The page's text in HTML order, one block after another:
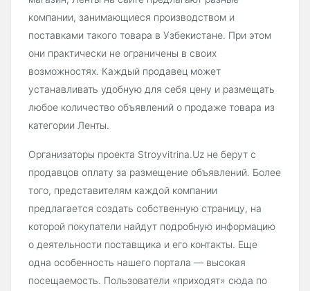
компании, занимающиеся производством и
поставками такого товара в Узбекистане. При этом
они практически не ограничены в своих
возможностях. Каждый продавец может
устанавливать удобную для себя цену и размещать
любое количество объявлений о продаже товара из
категории Ленты.
Организаторы проекта Stroyvitrina.Uz не берут с
продавцов оплату за размещение объявлений. Более
того, представителям каждой компании
предлагается создать собственную страницу, на
которой покупатели найдут подробную информацию
о деятельности поставщика и его контакты. Еще
одна особенность нашего портала — высокая
посещаемость. Пользователи «приходят» сюда по